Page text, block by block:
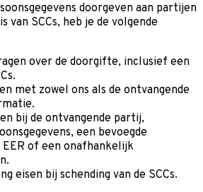
doorgeven aan partijen
van SCCs, heb je de volgende
over de doorgifte, inclusief een
met zowel ons als de ontvangende
bij de ontvangende partij,
een bevoegde
of een onafhankelijk
eisen bij schending van de SCCs.